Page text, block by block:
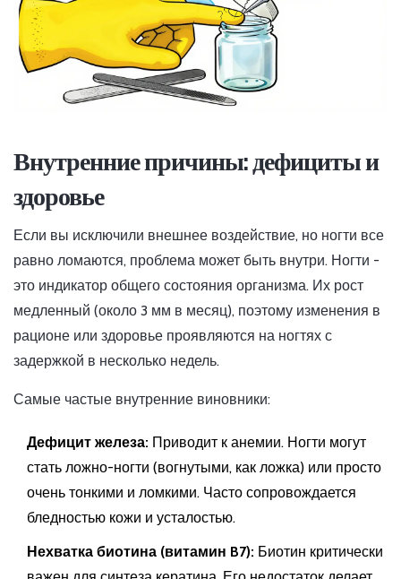
Внутренние причины: дефициты и
здоровье
Если вы исключили внешнее воздействие, но ногти все
равно ломаются, проблема может быть внутри. Ногти -
это индикатор общего состояния организма. Их рост
медленный (около 3 мм в месяц), поэтому изменения в
рационе или здоровье проявляются на ногтях с
задержкой в несколько недель.
Самые частые внутренние виновники:
Дефицит железа: Приводит к анемии. Ногти могут
стать ложно-ногти (вогнутыми, как ложка) или просто
очень тонкими и ломкими. Часто сопровождается
бледностью кожи и усталостью.
Нехватка биотина (витамин B7): Биотин критически